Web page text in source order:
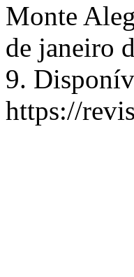
Monte
de janeiro
9.
https://